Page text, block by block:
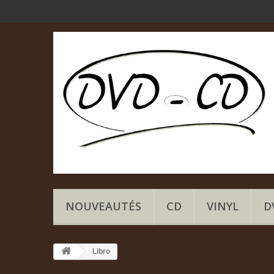
NOUVEAUTÉS CD VINYL
Libro